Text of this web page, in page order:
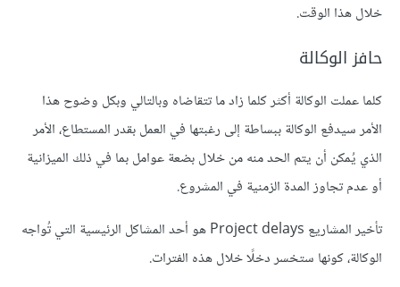
خلال هذا الوقت.
حافز الوكالة
كلما عملت الوكالة أكثر كلما زاد ما تتقاضاه وبالتالي وبكل وضوح هذا
الأمر سيدفع الوكالة ببساطة إلى رغبتها في العمل بقدر المستطاع، الأمر
الذي يُمكن أن يتم الحد منه من خلال بضعة عوامل بما في ذلك الميزانية
أو عدم تجاوز المدة الزمنية في المشروع.
تأخير المشاريع Project delays هو أحد المشاكل الرئيسية التي تُواجه
الوكالة، كونها ستخسر دخلًا خلال هذه الفترات.